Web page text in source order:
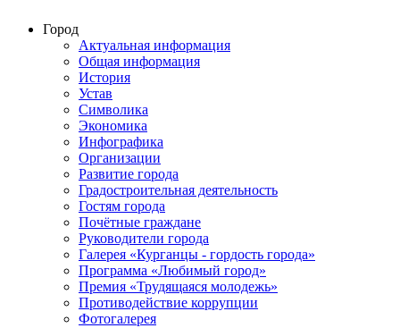
Город
Актуальная информация
Общая информация
История
Устав
Символика
Экономика
Инфографика
Организации
Развитие города
Градостроительная деятельность
Гостям города
Почётные граждане
Руководители города
Галерея «Курганцы - гордость города»
Программа «Любимый город»
Премия «Трудящаяся молодежь»
Противодействие коррупции
Фотогалерея